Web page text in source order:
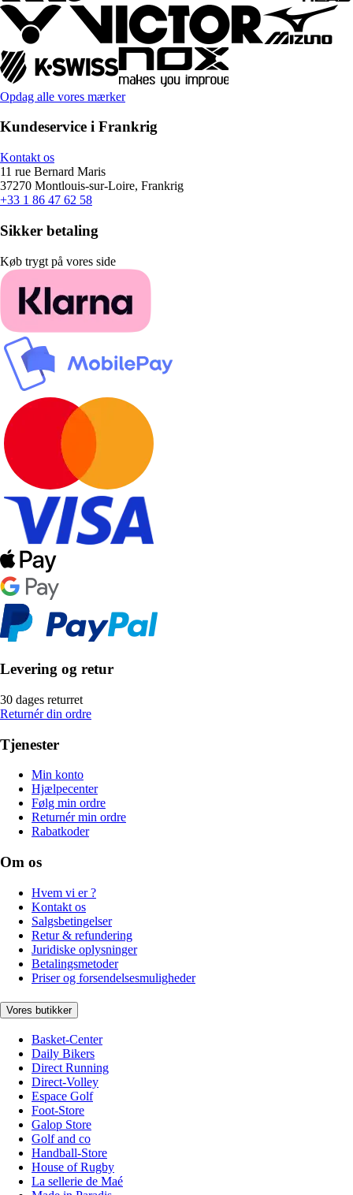
Opdag alle vores mærker
Kundeservice i Frankrig
Kontakt os
11 rue Bernard Maris
37270 Montlouis-sur-Loire, Frankrig
+33 1 86 47 62 58
Sikker betaling
Køb trygt på vores side
Levering og retur
30 dages returret
Returnér din ordre
Tjenester
Min konto
Hjælpecenter
Følg min ordre
Returnér min ordre
Rabatkoder
Om os
Hvem vi er ?
Kontakt os
Salgsbetingelser
Retur & refundering
Juridiske oplysninger
Betalingsmetoder
Priser og forsendelsesmuligheder
Vores butikker
Basket-Center
Daily Bikers
Direct Running
Direct-Volley
Espace Golf
Foot-Store
Galop Store
Golf and co
Handball-Store
House of Rugby
La sellerie de Maé